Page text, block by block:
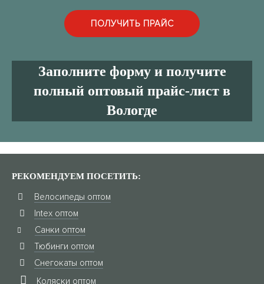
Заполните форму и получите
полный оптовый прайс-лист в
Вологде
РЕКОМЕНДУЕМ ПОСЕТИТЬ:
Велосипеды оптом
Intex оптом
Санки оптом
Тюбинги оптом
Снегокаты оптом
Коляски оптом